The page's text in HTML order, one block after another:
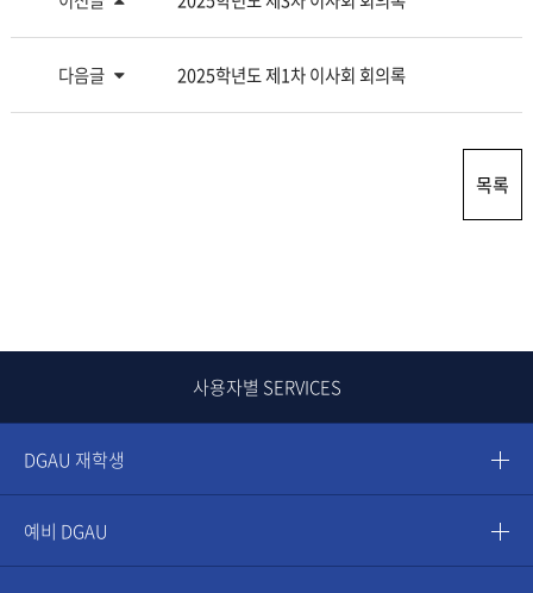
다음글 2025학년도 제1차 이사회 회의록
목록
사용자별 SERVICES
DGAU 재학생
예비 DGAU